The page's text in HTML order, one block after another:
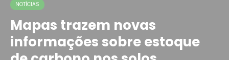
NOTÍCIAS
Mapas trazem novas
informações sobre estoque